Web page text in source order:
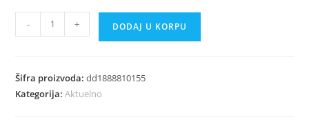
Profesionalni
stajler
za
kosu
- + DODAJ U KORPU
Šifra proizvoda:dd1888810155
Kategorija:Aktuelno